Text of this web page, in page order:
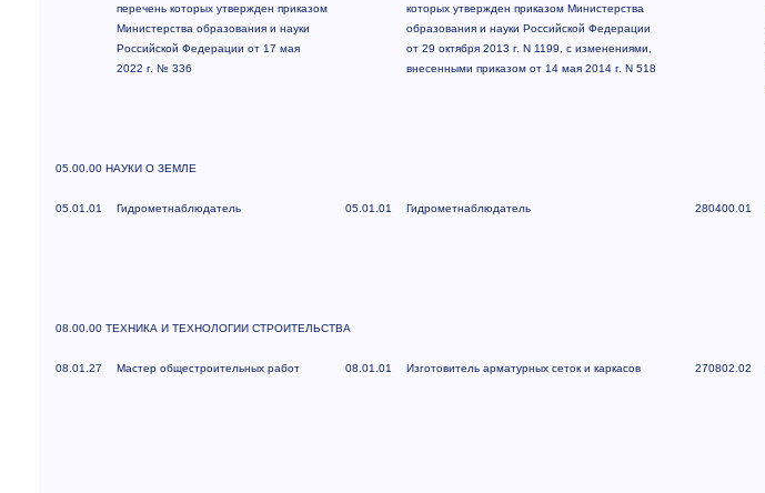
перечень которых утвержден приказом
Министерства образования и науки
Российской Федерации от 17 мая
2022 г. № 336
которых утвержден приказом Министерства
образования и науки Российской Федерации
от 29 октября 2013 г. N 1199, с изменениями,
внесенными приказом от 14 мая 2014 г. N 518
05.00.00 НАУКИ О ЗЕМЛЕ
05.01.01 Гидрометнаблюдатель 05.01.01 Гидрометнаблюдатель 280400.01
08.00.00 ТЕХНИКА И ТЕХНОЛОГИИ СТРОИТЕЛЬСТВА
08.01.27 Мастер общестроительных работ 08.01.01 Изготовитель арматурных сеток и каркасов 270802.02